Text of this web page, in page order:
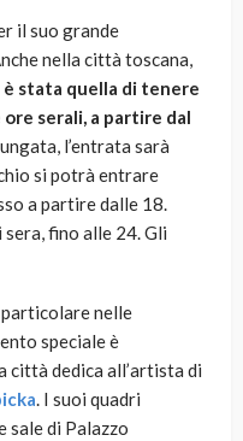
il suo grande
nella città toscana,
è stata quella di tenere
serali, a partire dal
l’entrata sarà
si potrà entrare
a partire dalle 18.
fino alle 24. Gli
nelle
speciale è
città dedica all’artista di
. I suoi quadri
sale di Palazzo